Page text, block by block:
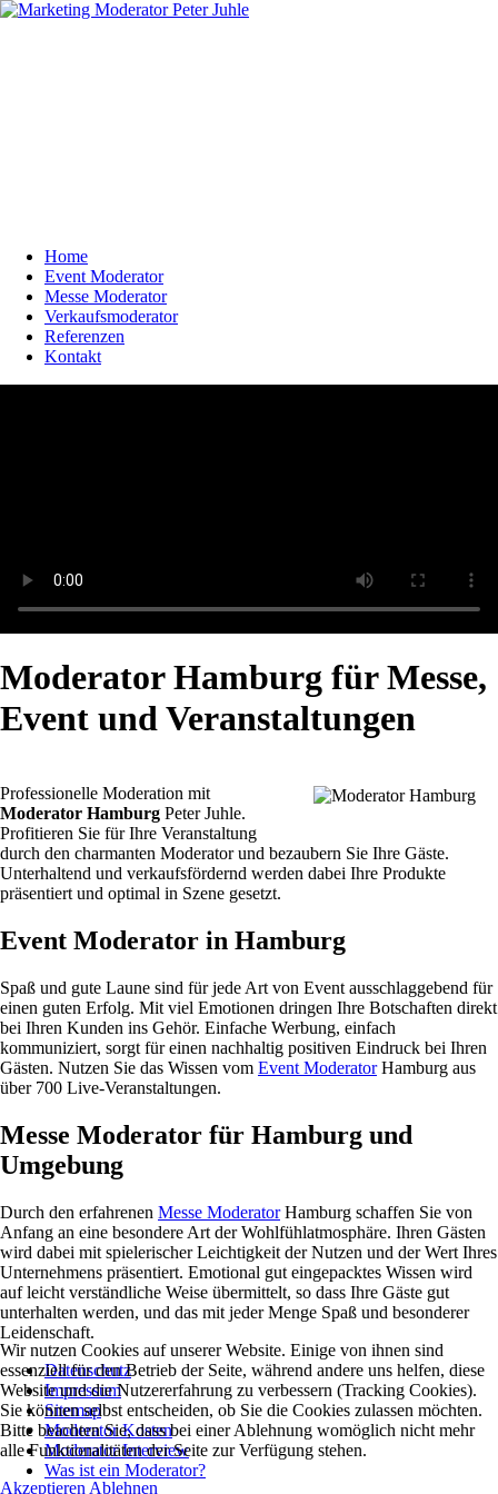
Home
Event Moderator
Messe Moderator
Verkaufsmoderator
Referenzen
Kontakt
Moderator Hamburg für Messe,
Event und Veranstaltungen
Professionelle Moderation mit
Moderator Hamburg Peter Juhle.
Profitieren Sie für Ihre Veranstaltung
durch den charmanten Moderator und bezaubern Sie Ihre Gäste.
Unterhaltend und verkaufsfördernd werden dabei Ihre Produkte
präsentiert und optimal in Szene gesetzt.
Event Moderator in Hamburg
Spaß und gute Laune sind für jede Art von Event ausschlaggebend für
einen guten Erfolg. Mit viel Emotionen dringen Ihre Botschaften direkt
bei Ihren Kunden ins Gehör. Einfache Werbung, einfach
kommuniziert, sorgt für einen nachhaltig positiven Eindruck bei Ihren
Gästen. Nutzen Sie das Wissen vom Event ModeratorHamburg aus
über 700 Live-Veranstaltungen.
Messe Moderator für Hamburg und
Umgebung
Durch den erfahrenen Messe ModeratorHamburg schaffen Sie von
Anfang an eine besondere Art der Wohlfühlatmosphäre. Ihren Gästen
wird dabei mit spielerischer Leichtigkeit der Nutzen und der Wert Ihres
Unternehmens präsentiert. Emotional gut eingepacktes Wissen wird
auf leicht verständliche Weise übermittelt, so dass Ihre Gäste gut
unterhalten werden, und das mit jeder Menge Spaß und besonderer
Leidenschaft.
Datenschutz
Impressum
Sitemap
Moderator Kosten
Moderator Interview
Was ist ein Moderator?
Wir nutzen Cookies auf unserer Website. Einige von ihnen sind
essenziell für den Betrieb der Seite, während andere uns helfen, diese
Website und die Nutzererfahrung zu verbessern (Tracking Cookies).
Sie können selbst entscheiden, ob Sie die Cookies zulassen möchten.
Bitte beachten Sie, dass bei einer Ablehnung womöglich nicht mehr
alle Funktionalitäten der Seite zur Verfügung stehen.
Akzeptieren Ablehnen